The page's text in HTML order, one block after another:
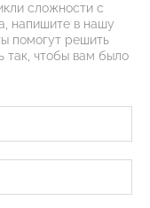
сложности с
напишите в нашу
помогут решить
так, чтобы вам было